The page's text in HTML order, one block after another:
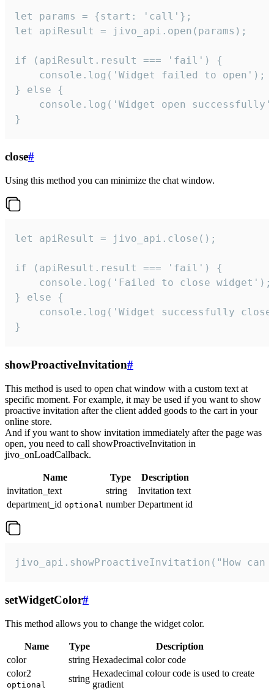
let params = {start: 'call'};
let apiResult = jivo_api.open(params);
if (apiResult.result === 'fail') {
    console.log('Widget failed to open');
} else {
console.log('Widget open
}
close#
Using this method you can minimize the chat window.
let apiResult = jivo_api.close();
if (apiResult.result === 'fail') {
    console.log('Failed to close widget');
} else {
console.log('Widget successfully
}
showProactiveInvitation#
This method is used to open chat window with a custom text at
specific moment. For example, it may be used if you want to show
proactive invitation after the client added goods to the cart in your
online store.
And if you want to show invitation immediately after the page was
open, you need to call showProactiveInvitation in
jivo_onLoadCallback.
Name Type
Description
invitation_text
string
Invitation text
department_id optional number Department id
jivo_api.showProactiveInvitation("How
setWidgetColor#
This method allows you to change the widget color.
Name Type
Description
color
string Hexadecimal color code
color2
optional
string
Hexadecimal colour code is used to create
gradient